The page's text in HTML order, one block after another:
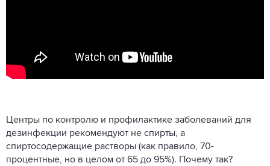
Центры по контролю и профилактике заболеваний для
дезинфекции рекомендуют не спирты, а
спиртосодержащие растворы (как правило, 70-
процентные, но в целом от 65 до 95%). Почему так?